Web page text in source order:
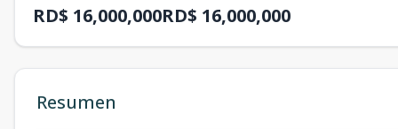
RD$ 16,000,000RD$ 16,000,000
Resumen